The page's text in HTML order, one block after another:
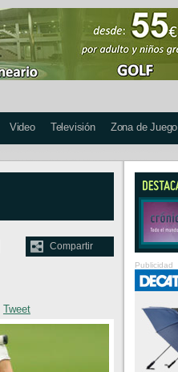
Video Televisión Zona de Juego
Compartir
Tweet
Publicidad